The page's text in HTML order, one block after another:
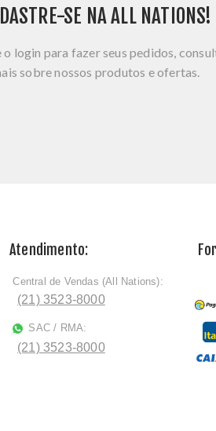
SE NA ALL NATIONS!
o login para fazer seus pedidos,
sobre nossos produtos e ofertas.
Atendimento:
ﾠCentral de Vendas (All Nations):
(21) 3523-8000
SAC / RMA:
(21) 3523-8000